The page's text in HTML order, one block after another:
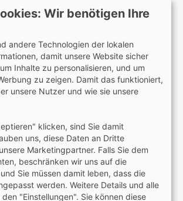
an Packstationen und Postfilialen
Wir benötigen Ihre
andere Technologien der lokalen
damit unsere Website sicher
Inhalte zu personalisieren, und um
zu zeigen. Damit das funktioniert,
unsere Nutzer und wie sie unsere
klicken, sind Sie damit
uns, diese Daten an Dritte
Marketingpartner. Falls Sie dem
beschränken wir uns auf die
Sie müssen damit leben, dass die
werden. Weitere Details und alle
"Einstellungen". Sie können diese